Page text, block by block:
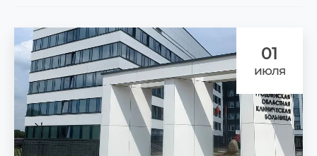
01
июля